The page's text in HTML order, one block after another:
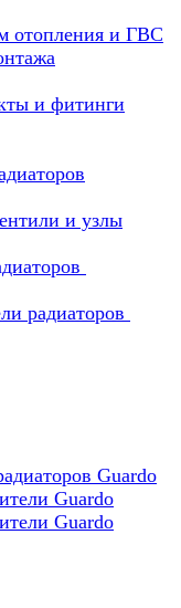
отопления и ГВС
и фитинги
и узлы
радиаторов
Guardo
Guardo
Guardo